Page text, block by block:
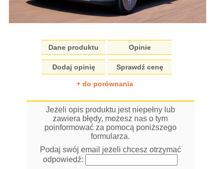
Dane produktu Opinie
Dodaj opinię Sprawdź cenę
+ do porównania
Jeżeli opis produktu jest niepełny lub
zawiera błędy, możesz nas o tym
poinformować za pomocą poniższego
formularza.
Podaj swój email jeżeli chcesz otrzymać
odpowiedź: